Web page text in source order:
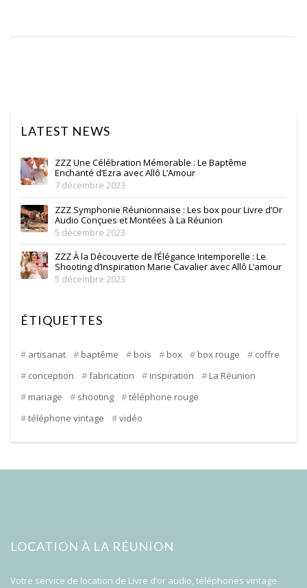
LATEST NEWS
ZZZ Une Célébration Mémorable : Le Baptême
Enchanté d’Ezra avec Allô L’Amour
7 décembre 2023
ZZZ Symphonie Réunionnaise : Les box pour Livre d’Or
Audio Conçues et Montées à La Réunion
5 décembre 2023
ZZZ À la Découverte de l’Élégance Intemporelle : Le
Shooting d’Inspiration Marie Cavalier avec Allô L’amour
5 décembre 2023
ÉTIQUETTES
artisanat baptême bois box box rouge
coffre
conception
fabrication inspiration
La Réunion
mariage
shooting
téléphone rouge
téléphone vintage
vidéo
LOCATION À LA RÉUNION
Votre service de location de Livre d’or audio, téléphones vintage